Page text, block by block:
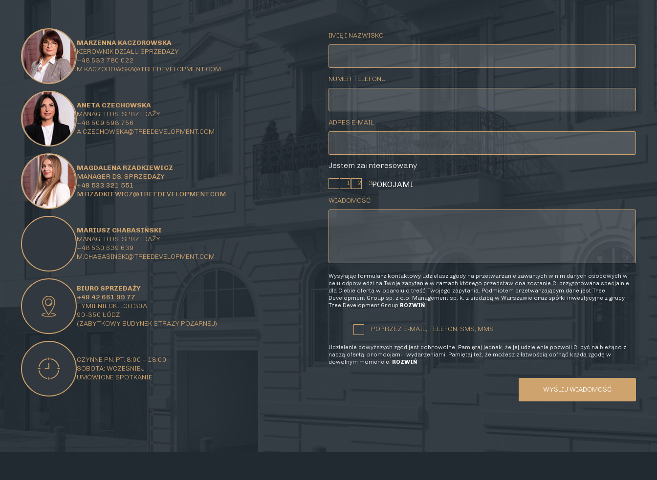
MARZENNA KACZOROWSKA
KIEROWNIK DZIAŁU SPRZEDAŻY
+48 533 780 022
M.KACZOROWSKA@TREEDEVELOPMENT.COM
ANETA CZECHOWSKA
MANAGER DS. SPRZEDAŻY
+48 509 598 756
A.CZECHOWSKA@TREEDEVELOPMENT.COM
MAGDALENA RZADKIEWICZ
MANAGER DS. SPRZEDAŻY
+48 533 321 551
M.RZADKIEWICZ@TREEDEVELOPMENT.COM
MARIUSZ CHABASIŃSKI
MANAGER DS. SPRZEDAŻY
+48 530 639 639
M.CHABASINSKI@TREEDEVELOPMENT.COM
BIURO SPRZEDAŻY
+48 42 661 99 77
TYMIENIECKIEGO 30A
90-350 ŁÓDŹ
(ZABYTKOWY BUDYNEK STRAŻY POŻARNEJ)
CZYNNE PN. PT. 8:00 – 18:00
SOBOTA: WCZEŚNIEJ
UMÓWIONE SPOTKANIE
IMIĘ I NAZWISKO
NUMER TELEFONU
ADRES E-MAIL
Jestem zainteresowany
1 2 3POKOJAMI
WIADOMOŚĆ
Wysyłając formularz kontaktowy udzielasz zgody na przetwarzanie zawartych w nim danych osobowych w
celu odpowiedzi na Twoje zapytanie w ramach którego przedstawiona zostanie Ci przygotowana specjalnie
dla Ciebie oferta w oparciu o treść Twojego zapytania. Podmiotem przetwarzającym dane jest Tree
Development Group sp. z o.o. Management sp. k. z siedzibą w Warszawie oraz spółki inwestycyjne z grupy
Tree Development Group ROZWIŃ
POPRZEZ E-MAIL, TELEFON, SMS, MMS
Udzielenie powyższych zgód jest dobrowolne. Pamiętaj jednak, że jej udzielenie pozwoli Ci być na bieżąco z
naszą ofertą, promocjami i wydarzeniami. Pamiętaj też, że możesz z łatwością cofnąć każdą zgodę w
dowolnym momencie. ROZWIŃ